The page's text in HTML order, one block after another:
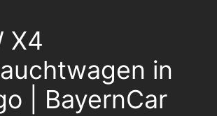
X4
in
| BayernCar